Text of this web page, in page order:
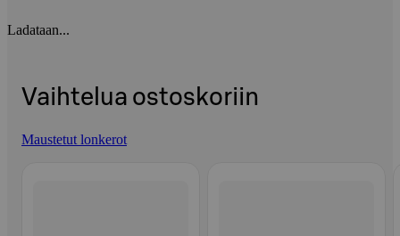
Ladataan...
Vaihtelua ostoskoriin
Maustetut lonkerot